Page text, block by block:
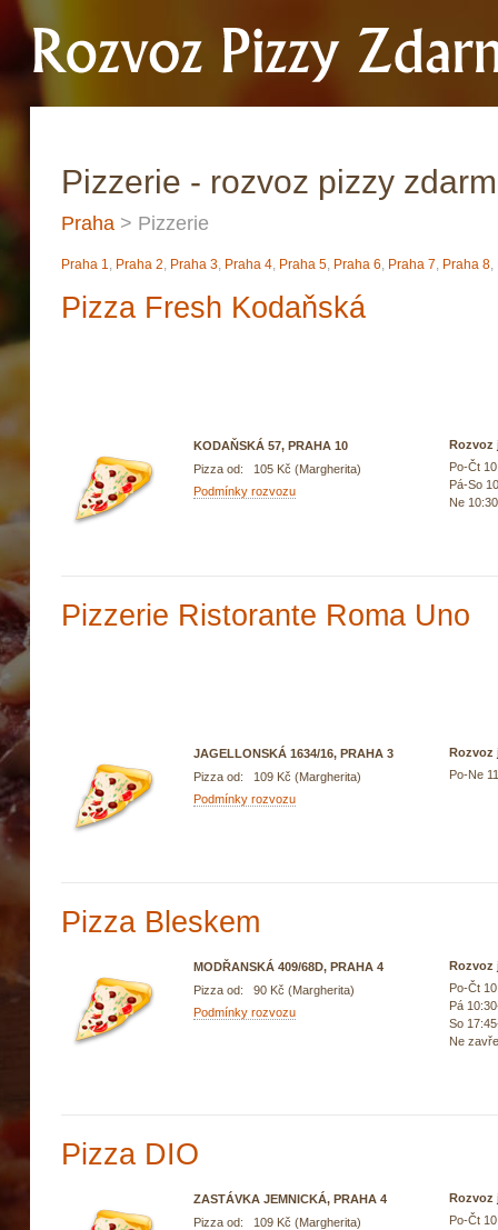
Pizzerie - rozvoz pizzy
Praha > Pizzerie
Praha 1, Praha 2, Praha 3, Praha 4, Praha 5, Praha 6, Praha 7, Praha 8,
Pizza Fresh Kodaňská
KODAŇSKÁ 57, PRAHA 10
Pizza od: 105 Kč (Margherita)
Podmínky rozvozu
Rozvoz
Po-Čt
Pá-So
Ne
Pizzerie Ristorante Roma Uno
JAGELLONSKÁ 1634/16, PRAHA 3
Pizza od: 109 Kč (Margherita)
Podmínky rozvozu
Rozvoz
Po-Ne
Pizza Bleskem
MODŘANSKÁ 409/68D, PRAHA 4
Pizza od: 90 Kč (Margherita)
Podmínky rozvozu
Rozvoz
Po-Čt
Pá
So
Ne
Pizza DIO
ZASTÁVKA JEMNICKÁ, PRAHA 4
Pizza od: 109 Kč (Margherita)
Rozvoz
Po-Čt